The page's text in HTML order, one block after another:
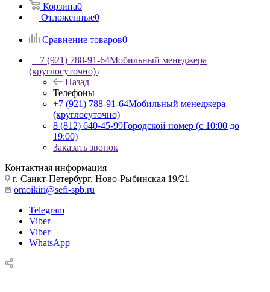
Корзина0
Отложенные0
Сравнение товаров0
+7 (921) 788-91-64Мобильный менеджера
(круглосуточно)
Назад
Телефоны
+7 (921) 788-91-64Мобильный менеджера
(круглосуточно)
8 (812) 640-45-99Городской номер (с 10:00 до
19:00)
Заказать звонок
Контактная информация
г. Санкт-Петербург, Ново-Рыбинская 19/21
omoikiri@sefi-spb.ru
Telegram
Viber
Viber
WhatsApp